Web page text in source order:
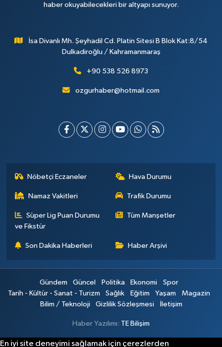
haber okuyabilecekleri bir altyapı sunuyor.
İsa Divanlı Mh. Şeyhadil Cd. Platin Sitesi B Blok Kat:8/54
Dulkadiroğlu / Kahramanmaraş
+90 538 526 8973
ozgurhaber@hotmail.com
Nöbetçi Eczaneler Hava Durumu
Namaz Vakitleri Trafik Durumu
Süper Lig Puan Durumu
ve Fikstür
Tüm Manşetler
Son Dakika Haberleri Haber Arşivi
Gündem Güncel Politika Ekonomi
Spor
Tarih - Kültür - Sanat - Turizm
Sağlık Eğitim Yaşam
Magazin
Bilim / Teknoloji
Gizlilik Sözleşmesi İletişim
Haber Yazılımı: TE Bilişim
En iyi site deneyimi sağlamak için çerezlerden